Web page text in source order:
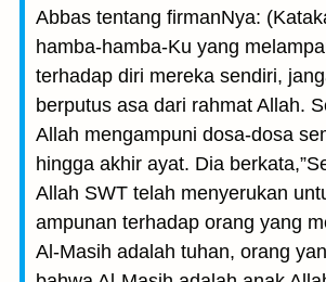
Abbas tentang firmanNya:
hamba-hamba-Ku yang
terhadap diri mereka sendiri,
berputus asa dari rahmat Allah.
Allah mengampuni dosa-dosa
hingga akhir ayat. Dia
Allah SWT telah menyerukan
ampunan terhadap orang yang
Al-Masih adalah tuhan, orang